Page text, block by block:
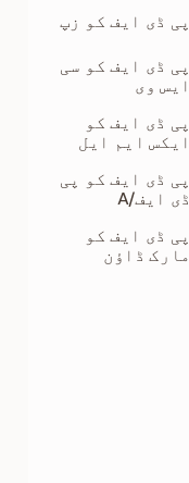
پی ڈی ایف کو زپ
پی ڈی ایف کو سی
ایس وی
پی ڈی ایف کو
ایکس ایم ایل
پی ڈی ایف کو پی
ڈی ایف/A
پی ڈی ایف کو
مارک ڈاؤن